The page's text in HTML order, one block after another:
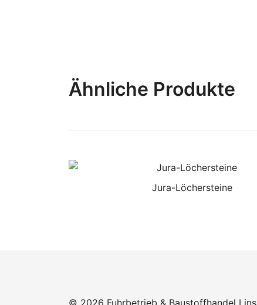
Ähnliche Produkte
Jura-Löchersteine